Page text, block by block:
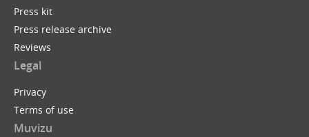
Press kit
Press release archive
Reviews
Legal
Privacy
Terms of use
Muvizu